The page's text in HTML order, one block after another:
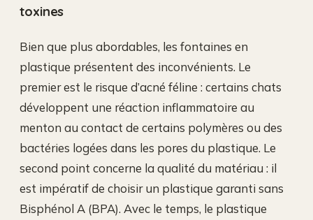
toxines
Bien que plus abordables, les fontaines en
plastique présentent des inconvénients. Le
premier est le risque d’acné féline : certains chats
développent une réaction inflammatoire au
menton au contact de certains polymères ou des
bactéries logées dans les pores du plastique. Le
second point concerne la qualité du matériau : il
est impératif de choisir un plastique garanti sans
Bisphénol A (BPA). Avec le temps, le plastique